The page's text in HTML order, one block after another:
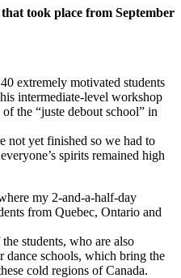
took place from September
extremely motivated students
intermediate-level workshop
the “juste debout school” in
not yet finished so we had to
spirits remained high
my 2-and-a-half-day
from Quebec, Ontario and
students, who are also
dance schools, which bring the
cold regions of Canada.